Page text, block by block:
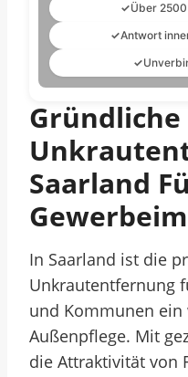
✓Über
✓Antwort
✓
Gründliche
Saarland
In Saarland ist die
Unkrautentfernung
und Kommunen
Außenpflege. Mit
die Attraktivität von